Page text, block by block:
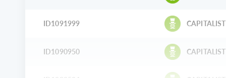
ID1091999 CAPITALIST
ID1090950 CAPITALIST